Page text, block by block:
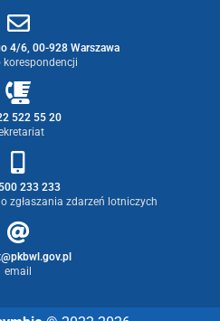
4/6, 00-928 Warszawa
korespondencji
522 55 20
233 233
zgłaszania zdarzeń lotniczych
email